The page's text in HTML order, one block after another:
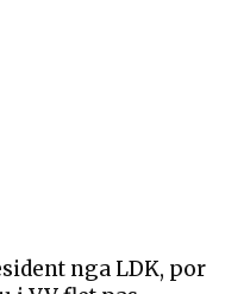
nga LDK, por